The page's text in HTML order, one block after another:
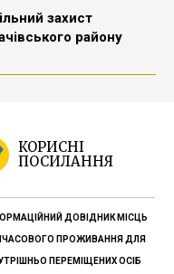
захист
району
КОРИСНІ
ПОСИЛАННЯ
ДОВІДНИК МІСЦЬ
ПРОЖИВАННЯ ДЛЯ
ПЕРЕМІЩЕНИХ ОСІБ